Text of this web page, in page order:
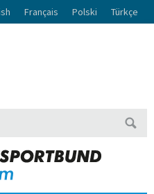
Français Polski Türkçe